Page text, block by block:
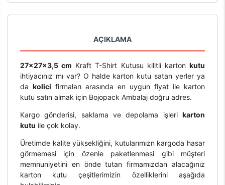
AÇIKLAMA
27x27x3,5 cm Kraft T-Shirt Kutusu kilitli kartonkutu
ihtiyacınız mı var? O halde karton kutu satan yerler ya
da kolici firmaları arasında en uygun fiyat ile karton
kutu satın almak için Bojopack Ambalaj doğru adres.
Kargo gönderisi, saklama ve depolama işlerikarton
kutu ile çok kolay.
Üretimde kalite yüksekliğini, kutularımızn kargoda hasar
görmemesi için özenle paketlenmesi gibi müşteri
memnuniyetini en önde tutan firmamızdan alacağınız
karton kutu çeşitlerimizin özelliklerini aşağıda